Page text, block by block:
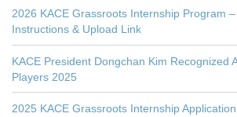
2026 KACE Grassroots Internship Program
Instructions & Upload Link
KACE President Dongchan Kim Recognized
Players 2025
2025 KACE Grassroots Internship